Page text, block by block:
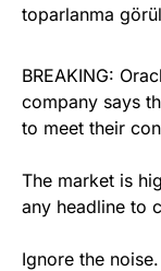
toparlanma
BREAKING:
company says
to meet their
The market is
any headline to
Ignore the noise.